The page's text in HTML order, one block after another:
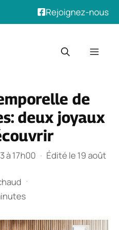
Rejoignez-nous
de
deux joyaux
à 17h00 · Édité le 19 août
·